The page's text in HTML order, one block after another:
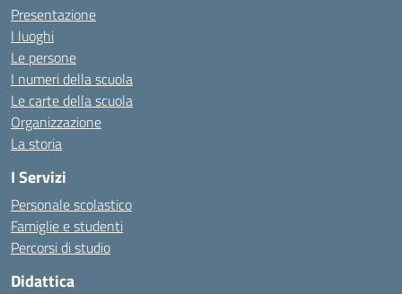
Presentazione
I luoghi
Le persone
I numeri della scuola
Le carte della scuola
Organizzazione
La storia
I Servizi
Personale scolastico
Famiglie e studenti
Percorsi di studio
Didattica